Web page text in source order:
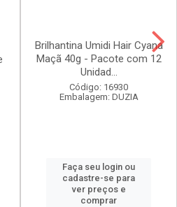
Brilhantina Umidi Hair Cyana
Maçã 40g - Pacote com 12
Unidad...
Código: 16930
Embalagem: DUZIA
Faça seu login ou
cadastre-se para
ver preços e
comprar